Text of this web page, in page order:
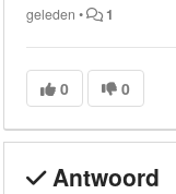
geleden • 1
0 0
Antwoord